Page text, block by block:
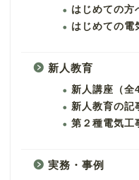
はじめての方
はじめての電
新人教育
新人講座（全
新人教育の記
第２種電気工
実務・事例